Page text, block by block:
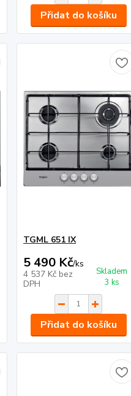
Přidat do košíku
TGML 651 IX
5 490 Kč/ks
4 537 Kč bez
DPH
Skladem
3 ks
Přidat do košíku